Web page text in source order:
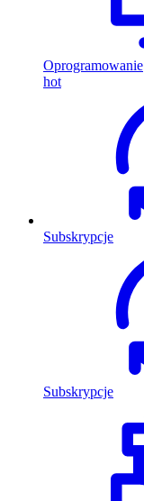
Oprogramowanie
hot
Subskrypcje
Subskrypcje